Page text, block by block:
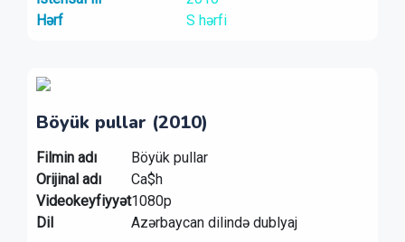
Hərf
S hərfi
Böyük pullar (2010)
Filmin adı
Böyük pullar
Orijinal adı
Ca$h
Videokeyfiyyət1080p
Dil
Azərbaycan dilində dublyaj